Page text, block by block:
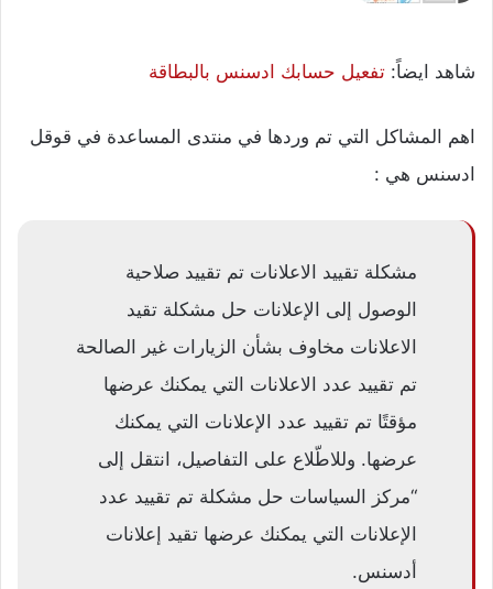
شاهد ايضاً: تفعيل حسابك ادسنس بالبطاقة
اهم المشاكل التي تم وردها في منتدى المساعدة في قوقل
ادسنس هي :
مشكلة تقييد الاعلانات تم تقييد صلاحية
الوصول إلى الإعلانات حل مشكلة تقيد
الاعلانات مخاوف بشأن الزيارات غير الصالحة
تم تقييد عدد الاعلانات التي يمكنك عرضها
مؤقتًا تم تقييد عدد الإعلانات التي يمكنك
عرضها. وللاطّلاع على التفاصيل، انتقل إلى
“مركز السياسات حل مشكلة تم تقييد عدد
الإعلانات التي يمكنك عرضها تقيد إعلانات
أدسنس.